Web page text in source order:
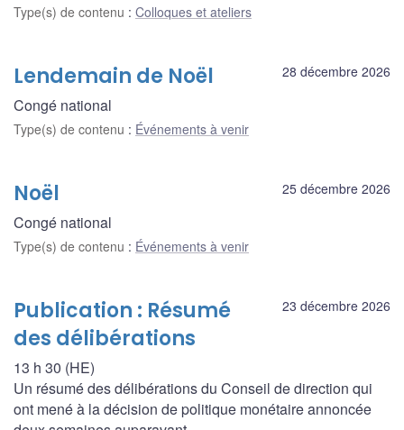
Type(s) de contenu : Colloques et ateliers
28 décembre 2026
Lendemain de Noël
Congé national
Type(s) de contenu : Événements à venir
25 décembre 2026
Noël
Congé national
Type(s) de contenu : Événements à venir
23 décembre 2026
Publication : Résumé
des délibérations
13 h 30 (HE)
Un résumé des délibérations du Conseil de direction qui
ont mené à la décision de politique monétaire annoncée